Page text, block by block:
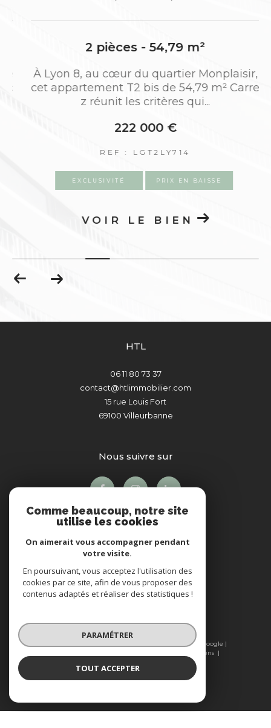
2 pièces - 54,79 m²
À Lyon 8, au cœur du quartier Monplaisir,
cet appartement T2 bis de 54,79 m² Carre
z réunit les critères qui...
222 000 €
REF : LGT2LY714
EXCLUSIVITÉ PRIX EN BAISSE
VOIR LE BIEN
HTL
06 11 80 73 37
contact@htlimmobilier.com
15 rue Louis Fort
69100
Villeurbanne
nous suivre sur
Adhérents
© 2026 | Tous droits réservés | Traduction powered by Google |
Nos liens
Comme beaucoup, notre site
utilise les cookies
On aimerait vous accompagner pendant
votre visite.
En poursuivant, vous acceptez l'utilisation des
cookies par ce site, afin de vous proposer des
contenus adaptés et réaliser des statistiques !
PARAMÉTRER
TOUT ACCEPTER